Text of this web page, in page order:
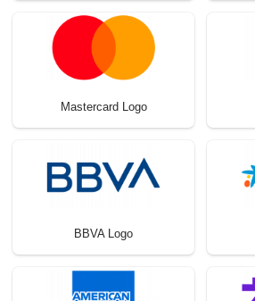
Mastercard Logo
BBVA Logo